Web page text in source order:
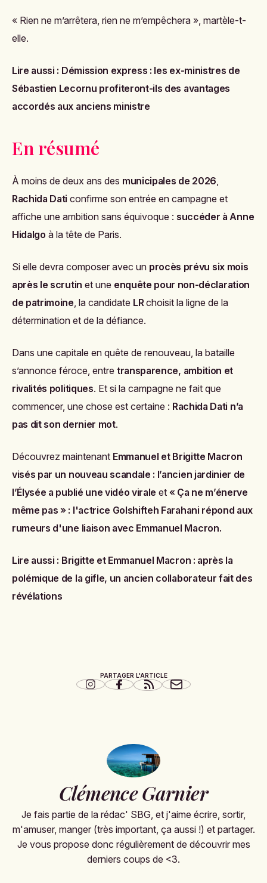
« Rien ne m’arrêtera, rien ne m’empêchera », martèle-t-
elle.
Lire aussi : Démission express : les ex-ministres de
Sébastien Lecornu profiteront-ils des avantages
accordés aux anciens ministre
En résumé
À moins de deux ans des municipales de 2026,
Rachida Dati confirme son entrée en campagne et
affiche une ambition sans équivoque : succéder à Anne
Hidalgo à la tête de Paris.
Si elle devra composer avec un procès prévu six mois
après le scrutin et une enquête pour non-déclaration
de patrimoine, la candidate LRchoisit la ligne de la
détermination et de la défiance.
Dans une capitale en quête de renouveau, la bataille
s’annonce féroce, entre transparence, ambition et
rivalités politiques. Et si la campagne ne fait que
commencer, une chose est certaine : Rachida Dati n’a
pas dit son dernier mot.
Découvrez maintenant Emmanuel et Brigitte Macron
visés par un nouveau scandale : l’ancien jardinier de
l’Élysée a publié une vidéo virale et « Ça ne m’énerve
même pas » : l'actrice Golshifteh Farahani répond aux
rumeurs d'une liaison avec Emmanuel Macron.
Lire aussi : Brigitte et Emmanuel Macron : après la
polémique de la gifle, un ancien collaborateur fait des
révélations
PARTAGER L'ARTICLE
Clémence Garnier
Je fais partie de la rédac' SBG, et j'aime écrire, sortir,
m'amuser, manger (très important, ça aussi !) et partager.
Je vous propose donc régulièrement de découvrir mes
derniers coups de <3.